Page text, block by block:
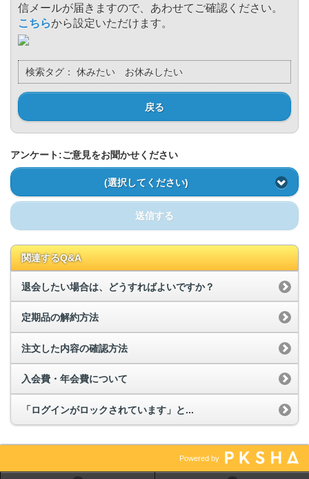
信メールが届きますので、あわせてご確認ください。
こちらから設定いただけます。
検索タグ： 休みたい お休みしたい
戻る
アンケート:ご意見をお聞かせください
(選択してください)
送信する
関連するQ&A
退会したい場合は、どうすればよいですか？
定期品の解約方法
注文した内容の確認方法
入会費・年会費について
「ログインがロックされています」と...
Powered by